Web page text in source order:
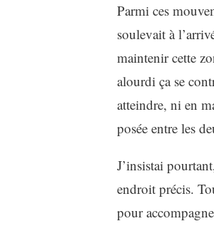
Parmi ces
soulevait à
maintenir cette
alourdi ça se
atteindre, ni en
posée entre les
J’insistai
endroit précis.
pour